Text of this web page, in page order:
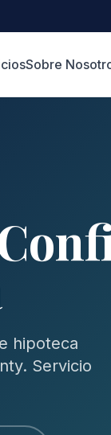
Sobre
hipoteca
Servicio